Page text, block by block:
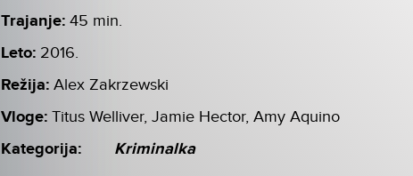
Trajanje: 45 min.
Leto: 2016.
Režija: Alex Zakrzewski
Vloge: Titus Welliver, Jamie Hector, Amy Aquino
Kategorija: Kriminalka